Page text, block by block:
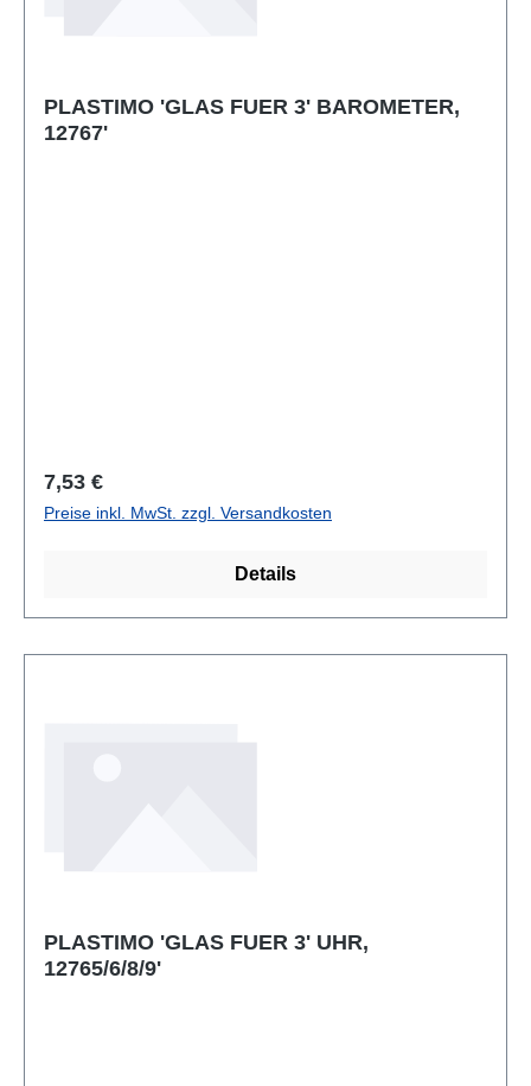
PLASTIMO 'GLAS FUER 3' BAROMETER,
12767'
Regulärer Preis:
7,53 €
Preise inkl. MwSt. zzgl. Versandkosten
Details
PLASTIMO 'GLAS FUER 3' UHR,
12765/6/8/9'